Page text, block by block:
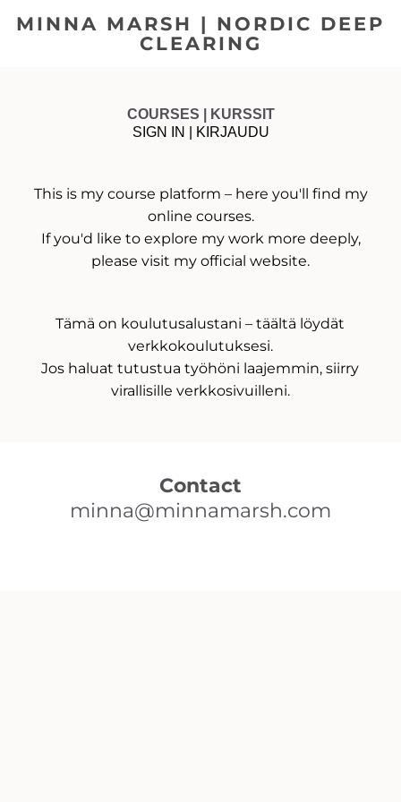
MINNA MARSH | NORDIC DEEP
CLEARING
COURSES | KURSSIT
SIGN IN | KIRJAUDU
This is my course platform – here you'll find my
online courses.
If you'd like to explore my work more deeply,
please visit my official website.
Tämä on koulutusalustani – täältä löydät
verkkokoulutuksesi.
Jos haluat tutustua työhöni laajemmin, siirry
virallisille verkkosivuilleni.
Contact
minna@minnamarsh.com